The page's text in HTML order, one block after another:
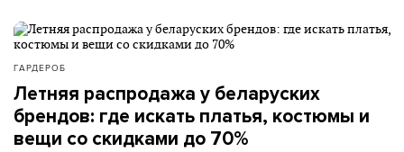
ГАРДЕРОБ
Летняя распродажа у беларуских
брендов: где искать платья, костюмы и
вещи со скидками до 70%